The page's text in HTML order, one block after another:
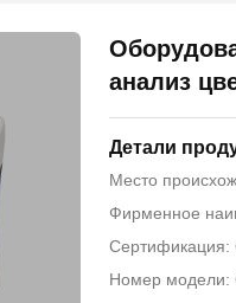
анализ
Детали
Место
Фирменное
Сертификация:
Номер модели: